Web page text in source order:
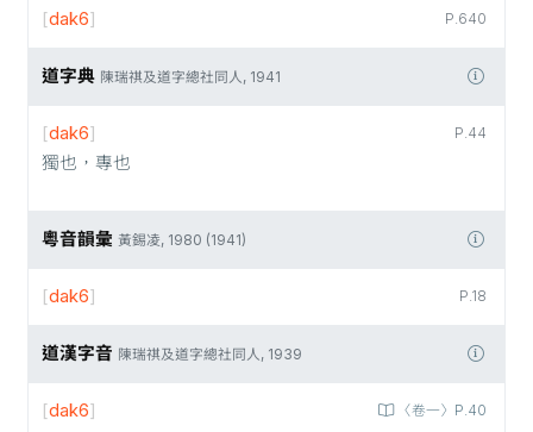
P.640
[dak6]
道字典 陳瑞祺及道字總社同人, 1941
P.44
[dak6]
獨也，專也
粵音韻彙 黃錫凌, 1980 (1941)
P.18
[dak6]
道漢字音 陳瑞祺及道字總社同人, 1939
〈卷一〉P.40
[dak6]